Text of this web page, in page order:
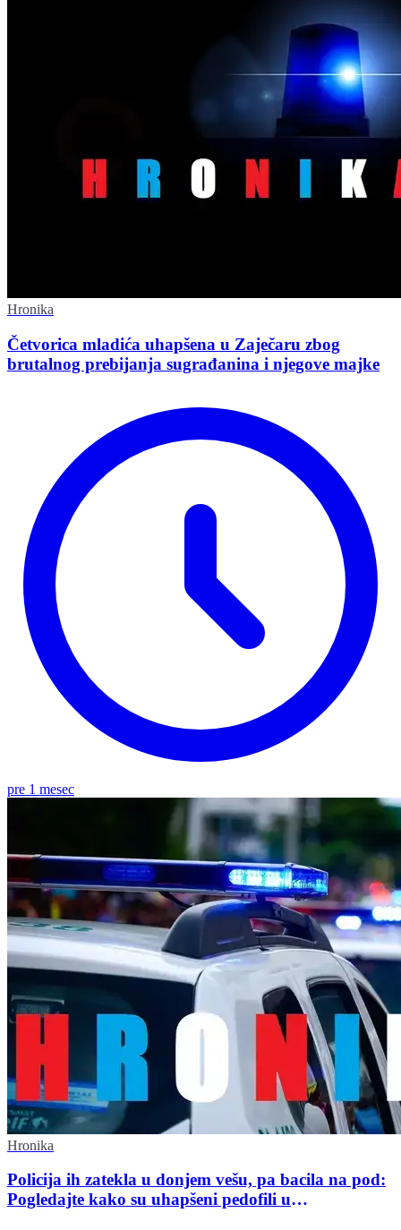
Hronika
Četvorica mladića uhapšena u Zaječaru zbog
brutalnog prebijanja sugrađanina i njegove majke
pre 1 mesec
Hronika
Policija ih zatekla u donjem vešu, pa bacila na pod:
Pogledajte kako su uhapšeni pedofili u